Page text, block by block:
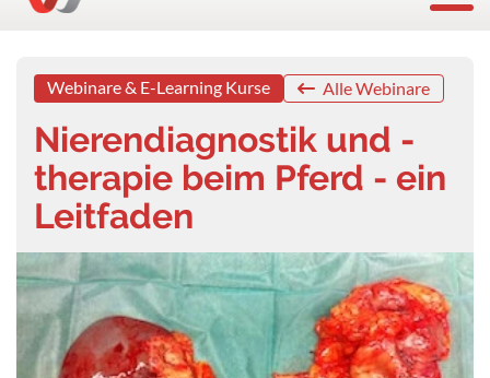
Webinare & E-Learning Kurse Alle Webinare
Nierendiagnostik und -
therapie beim Pferd - ein
Leitfaden